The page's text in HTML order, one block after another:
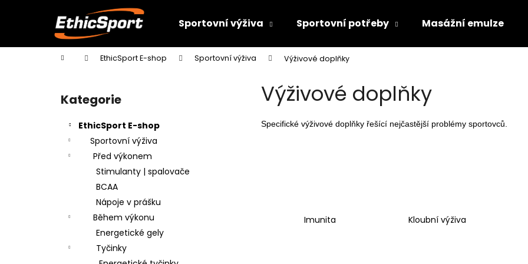
Sportovní výživa Sportovní potřeby Masážní emulze
Domů EthicSport E-shop Sportovní výživa Výživové doplňky
Přeskočit
kategorie
Kategorie
EthicSport E-shop
Sportovní výživa
Před výkonem
Stimulanty | spalovače
BCAA
Nápoje v prášku
Během výkonu
Energetické gely
Tyčinky
Výživové doplňky
Specifické výživové doplňky řešící nejčastější problémy sportovců.
Imunita Kloubní výživa
í
Zpět
do
Zpět
do
Co potřebujete najít?